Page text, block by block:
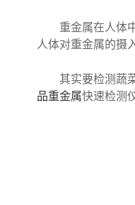
重金属在人体中
人体对重金属的摄
其实要检测蔬菜
品重金属快速检测